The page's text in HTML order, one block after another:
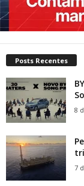
Posts Recentes
8
7